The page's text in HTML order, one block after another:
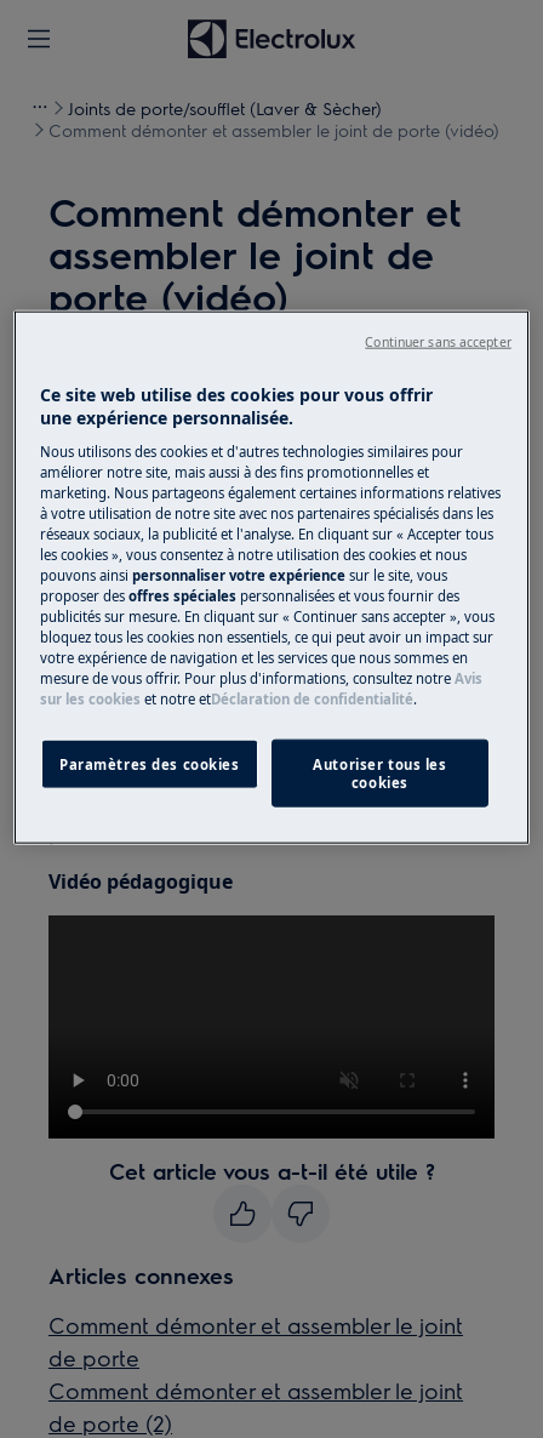
Joints de porte/soufflet (Laver & Sècher)
Comment démonter et assembler le joint de porte (vidéo)
Comment démonter et
assembler le joint de
porte (vidéo)
Avant toute opération de maintenance, éteignez
l'appareil et débranchez la fiche secteur de la
Faites toujours attention lorsque vous déplacez des
appareils, pour les appareils lourds, il faut deux
personnes pour le déplacer.
Utilisez toujours des gants de sécurité et des
chaussures fermées.
Veuillez noter que l'auto-réparation ou la réparation
non professionnelle peut avoir des conséquences sur
Comment démonter et assembler le joint de
Vidéo pédagogique
Cet article vous a-t-il été utile ?
Articles connexes
Comment démonter et assembler le joint
de porte
Comment démonter et assembler le joint
de porte (2)
Ce site web utilise des cookies pour vous offrir
une expérience personnalisée.
Nous utilisons des cookies et d'autres technologies similaires pour
améliorer notre site, mais aussi à des fins promotionnelles et
marketing. Nous partageons également certaines informations relatives
à votre utilisation de notre site avec nos partenaires spécialisés dans les
réseaux sociaux, la publicité et l'analyse. En cliquant sur « Accepter tous
les cookies », vous consentez à notre utilisation des cookies et nous
pouvons ainsipersonnaliser votre expériencesur le site, vous
proposer desoffres spéciales personnalisées et vous fournir des
publicités sur mesure. En cliquant sur « Continuer sans accepter », vous
bloquez tous les cookies non essentiels, ce qui peut avoir un impact sur
votre expérience de navigation et les services que nous sommes en
mesure de vous offrir. Pour plus d'informations, consultez notreAvis
sur les cookies et notreetDéclaration de confidentialité.
Paramètres des cookies
Autoriser tous les
cookies
Continuer sans accepter